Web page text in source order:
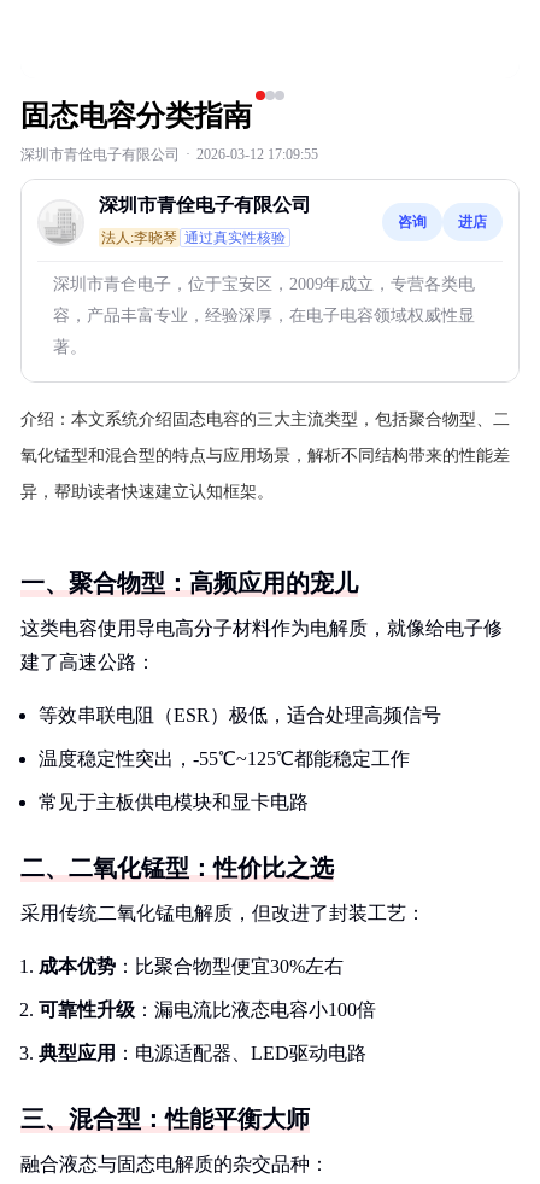
固态电容分类指南
深圳市青佺电子有限公司 · 2026-03-12 17:09:55
深圳市青佺电子有限公司
法人:李晓琴 通过真实性核验
咨询 进店
深圳市青仺电子，位于宝安区，2009年成立，专营各类电
容，产品丰富专业，经验深厚，在电子电容领域权威性显
著。
介绍： 本文系统介绍固态电容的三大主流类型，包括聚合物型、二
氧化锰型和混合型的特点与应用场景，解析不同结构带来的性能差
异，帮助读者快速建立认知框架。
一、聚合物型：高频应用的宠儿
这类电容使用导电高分子材料作为电解质，就像给电子修
建了高速公路：
等效串联电阻（ESR）极低，适合处理高频信号
温度稳定性突出，-55℃~125℃都能稳定工作
常见于主板供电模块和显卡电路
二、二氧化锰型：性价比之选
采用传统二氧化锰电解质，但改进了封装工艺：
成本优势 ：比聚合物型便宜30%左右
可靠性升级 ：漏电流比液态电容小100倍
典型应用 ：电源适配器、LED驱动电路
三、混合型：性能平衡大师
融合液态与固态电解质的杂交品种：